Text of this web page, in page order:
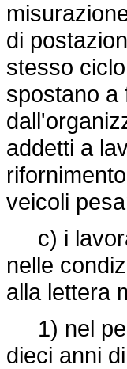
di
stesso
spostano a
addetti a
veicoli
c) i
nelle
alla lettera
1) nel
dieci anni